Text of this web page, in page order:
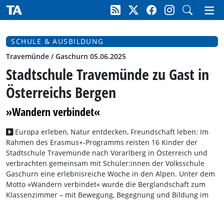
SCHULE & AUSBILDUNG
Travemünde / Gaschurn 05.06.2025
Stadtschule Travemünde zu Gast in
Österreichs Bergen
»Wandern verbindet«
Europa erleben, Natur entdecken, Freundschaft leben: Im
Rahmen des Erasmus+-Programms reisten 16 Kinder der
Stadtschule Travemünde nach Vorarlberg in Österreich und
verbrachten gemeinsam mit Schüler:innen der Volksschule
Gaschurn eine erlebnisreiche Woche in den Alpen. Unter dem
Motto »Wandern verbindet« wurde die Berglandschaft zum
Klassenzimmer – mit Bewegung, Begegnung und Bildung im